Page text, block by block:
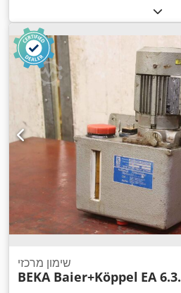
שימון מרכזי
BEKA Baier+Köppel EA 6.3.